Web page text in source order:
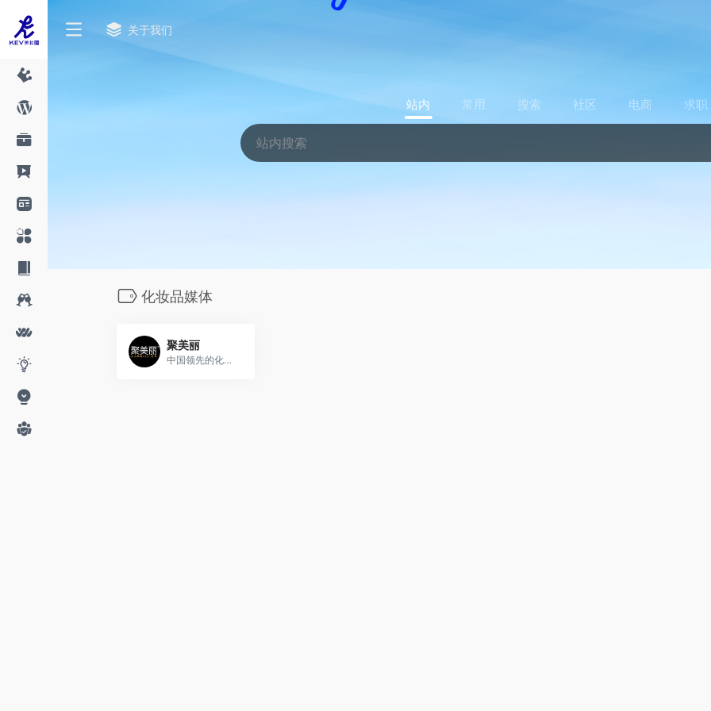
关于我们
站内 常用 搜索 社区 电商 求职
化妆品媒体
聚美丽
中国领先的化妆品行业新兴媒体,关注于化妆品/零售/互联网报道,是知名化妆品行业互动媒体及营销咨询机构,专注于化妆品品牌互联网整合营销